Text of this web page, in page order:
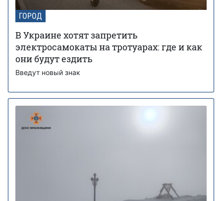
ГОРОД
В Украине хотят запретить
электросамокаты на тротуарах: где и как
они будут ездить
Введут новый знак